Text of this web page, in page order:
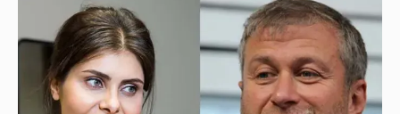
И снова невеста 357